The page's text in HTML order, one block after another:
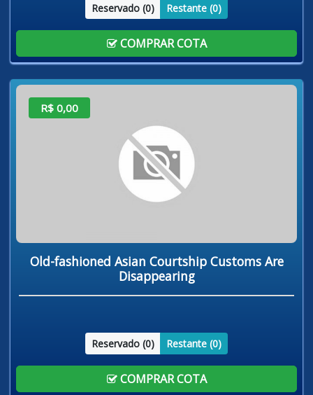
Reservado (0) Restante (0)
COMPRAR COTA
R$ 0,00
Old-fashioned Asian Courtship Customs Are
Disappearing
Reservado (0) Restante (0)
COMPRAR COTA